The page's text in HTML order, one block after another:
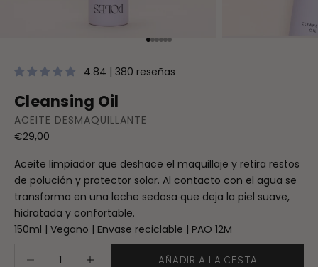
Ir al artículo 1
Ir al artículo 2
Ir al artículo 3
Ir al artículo 4
Ir al artículo 5
Ir al artículo 6
4.84 | 380 reseñas
Cleansing Oil
ACEITE DESMAQUILLANTE
Precio de oferta
€29,00
Aceite limpiador que deshace el maquillaje y retira restos
de polución y protector solar. Al contacto con el agua se
transforma en una leche sedosa que deja la piel suave,
hidratada y confortable.
150ml | Vegano | Envase reciclable | PAO 12M
Aumentar cantidad
AÑADIR A LA CESTA